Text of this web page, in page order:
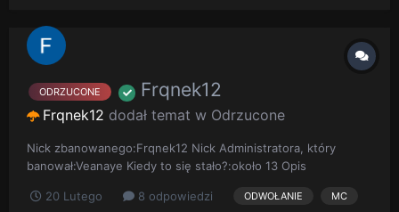
ODRZUCONE Frqnek12
Frqnek12 dodał temat w Odrzucone
Nick zbanowanego:Frqnek12 Nick Administratora, który
banował:Veanaye Kiedy to się stało?:około 13 Opis
bana:20 Lutego 8 odpowiedzi ODWOŁANIE MC